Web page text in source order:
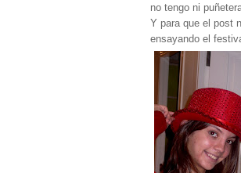
no tengo ni
Y para que el post
ensayando el